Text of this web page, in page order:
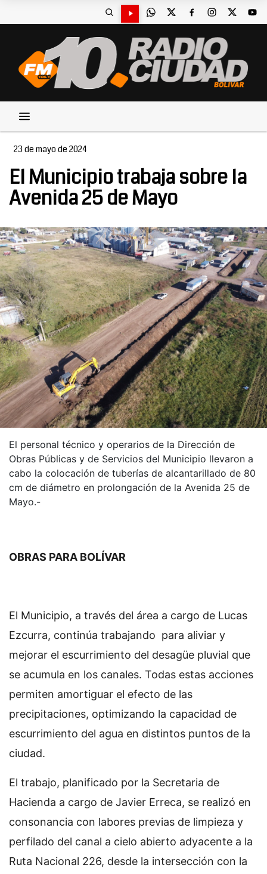
23 de mayo de 2024
El Municipio trabaja sobre la
Avenida 25 de Mayo
El personal técnico y operarios de la Dirección de
Obras Públicas y de Servicios del Municipio llevaron a
cabo la colocación de tuberías de alcantarillado de 80
cm de diámetro en prolongación de la Avenida 25 de
Mayo.-
OBRAS PARA BOLÍVAR
El Municipio, a través del área a cargo de Lucas
Ezcurra, continúa trabajando para aliviar y
mejorar el escurrimiento del desagüe pluvial que
se acumula en los canales. Todas estas acciones
permiten amortiguar el efecto de las
precipitaciones, optimizando la capacidad de
escurrimiento del agua en distintos puntos de la
ciudad.
El trabajo, planificado por la Secretaria de
Hacienda a cargo de Javier Erreca, se realizó en
consonancia con labores previas de limpieza y
perfilado del canal a cielo abierto adyacente a la
Ruta Nacional 226, desde la intersección con la